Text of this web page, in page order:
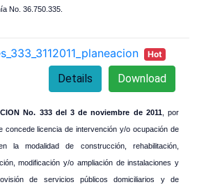
No. 36.750.335.
Hot
Download
Details
No. 333 del 3 de noviembre de 2011, por
concede licencia de intervención y/o ocupación de
la modalidad de construcción, rehabilitación,
modificación y/o ampliación de instalaciones y
de servicios públicos domiciliarios y de